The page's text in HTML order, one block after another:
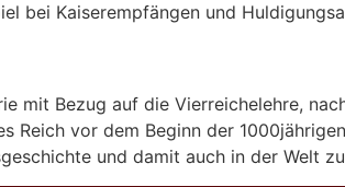
bei Kaiserempfängen und
mit Bezug auf die Vierreichelehre,
Reich vor dem Beginn der
und damit auch in der Welt